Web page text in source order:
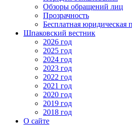
Обзоры обращений лиц
Прозрачность
Бесплатная юридическая
Шпаковский вестник
2026 год
2025 год
2024 год
2023 год
2022 год
2021 год
2020 год
2019 год
2018 год
О сайте